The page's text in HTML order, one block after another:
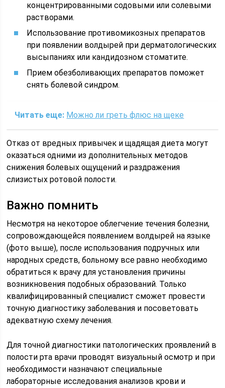
концентрированными содовыми или солевыми
растворами.
Использование противомикозных препаратов
при появлении волдырей при дерматологических
высыпаниях или кандидозном стоматите.
Прием обезболивающих препаратов поможет
снять болевой синдром.
Читать еще: Можно ли греть флюс на щеке
Отказ от вредных привычек и щадящая диета могут
оказаться одними из дополнительных методов
снижения болевых ощущений и раздражения
слизистых ротовой полости.
Важно помнить
Несмотря на некоторое облегчение течения болезни,
сопровождающейся появлением волдырей на языке
(фото выше), после использования подручных или
народных средств, больному все равно необходимо
обратиться к врачу для установления причины
возникновения подобных образований. Только
квалифицированный специалист сможет провести
точную диагностику заболевания и посоветовать
адекватную схему лечения.
Для точной диагностики патологических проявлений в
полости рта врачи проводят визуальный осмотр и при
необходимости назначают специальные
лабораторные исследования анализов крови и